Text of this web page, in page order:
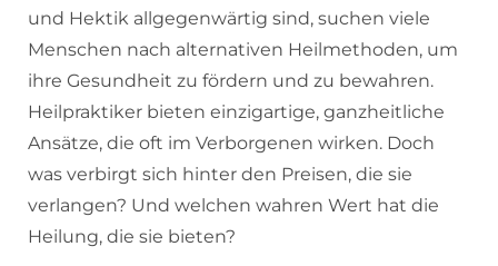
und Hektik allgegenwärtig sind, suchen viele
Menschen nach alternativen Heilmethoden, um
ihre Gesundheit zu fördern und zu bewahren.
Heilpraktiker bieten einzigartige, ganzheitliche
Ansätze, die oft im Verborgenen wirken. Doch
was verbirgt sich hinter den Preisen, die sie
verlangen? Und welchen wahren Wert hat die
Heilung, die sie bieten?